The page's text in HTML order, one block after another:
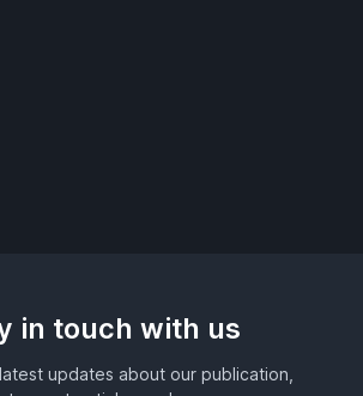
in touch with us
updates about our publication,